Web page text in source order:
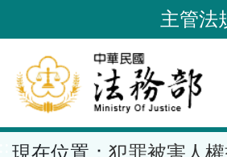
到
要
內
容
主管法